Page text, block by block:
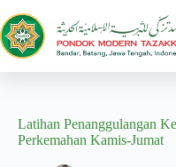
Latihan Penanggulangan
Perkemahan Kamis-Jumat